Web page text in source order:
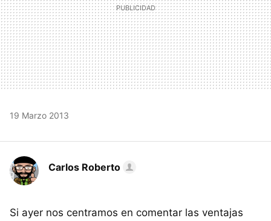
19 Marzo 2013
Carlos Roberto
Si ayer nos centramos en comentar las ventajas